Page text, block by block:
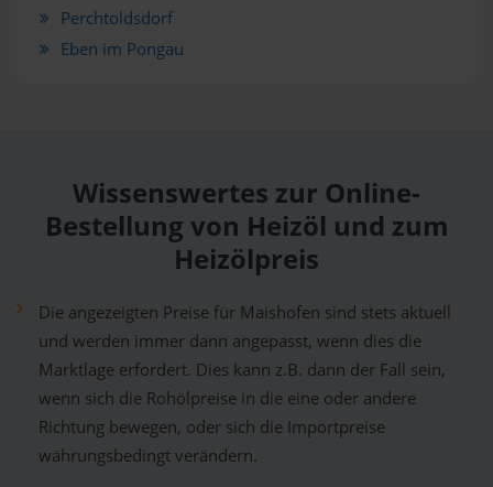
Perchtoldsdorf
Eben im Pongau
Wissenswertes zur Online-
Bestellung von Heizöl und zum
Heizölpreis
Die angezeigten Preise für Maishofen sind stets aktuell
und werden immer dann angepasst, wenn dies die
Marktlage erfordert. Dies kann z.B. dann der Fall sein,
wenn sich die Rohölpreise in die eine oder andere
Richtung bewegen, oder sich die Importpreise
währungsbedingt verändern.